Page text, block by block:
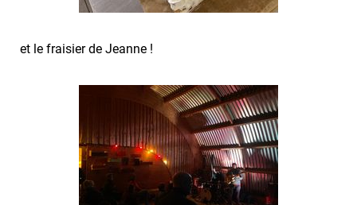
et le fraisier de Jeanne !